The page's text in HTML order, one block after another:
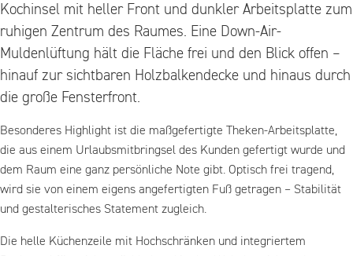
Kochinsel mit heller Front und dunkler Arbeitsplatte zum
ruhigen Zentrum des Raumes. Eine Down-Air-
Muldenlüftung hält die Fläche frei und den Blick offen –
hinauf zur sichtbaren Holzbalkendecke und hinaus durch
die große Fensterfront.
Besonderes Highlight ist die maßgefertigte Theken-Arbeitsplatte,
die aus einem Urlaubsmitbringsel des Kunden gefertigt wurde und
dem Raum eine ganz persönliche Note gibt. Optisch frei tragend,
wird sie von einem eigens angefertigten Fuß getragen – Stabilität
und gestalterisches Statement zugleich.
Die helle Küchenzeile mit Hochschränken und integriertem